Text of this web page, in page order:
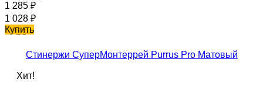
1 285 ₽
1 028 ₽
Купить
Хит!